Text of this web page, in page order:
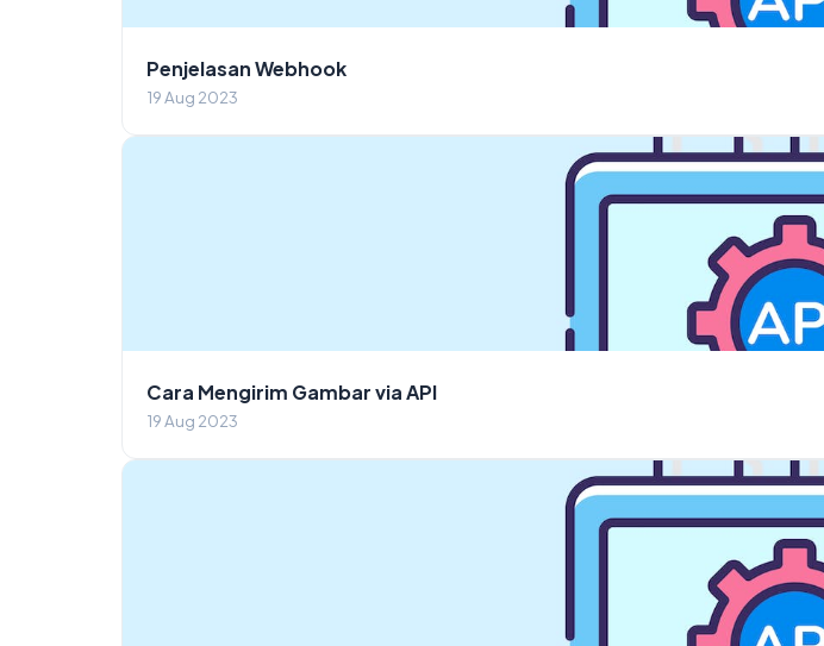
Penjelasan Webhook
19 Aug 2023
Cara Mengirim Gambar via API
19 Aug 2023